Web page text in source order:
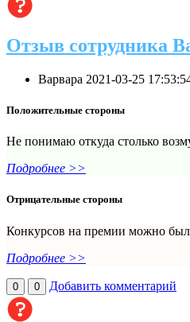
Отзыв сотрудника
Варвара 2021-03-25
Положительные стороны
Не понимаю откуда столько
Подробнее >>
Отрицательные стороны
Конкурсов на премии можно
Подробнее >>
0 0 Добавить комментарий